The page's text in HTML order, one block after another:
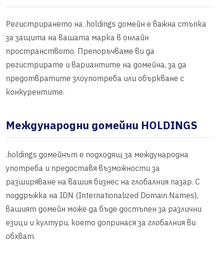
Регистрирането на .holdings домейн е важна стъпка
за защита на вашата марка в онлайн
пространството. Препоръчваме ви да
регистрирате и вариантите на домейна, за да
предотвратите злоупотреба или объркване с
конкурентите.
Международни домейни HOLDINGS
.holdings домейнът е подходящ за международна
употреба и предоставя възможности за
разширяване на вашия бизнес на глобалния пазар. С
поддръжка на IDN (Internationalized Domain Names),
вашият домейн може да бъде достъпен за различни
езици и култури, което допринася за глобалния ви
обхват.